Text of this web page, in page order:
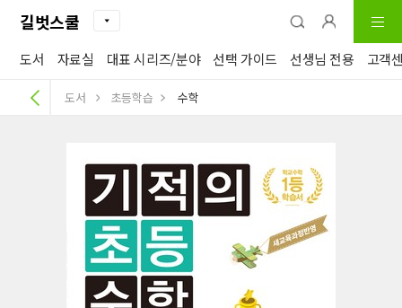
길벗스쿨
도서 자료실 대표 시리즈/분야 선택 가이드 선생님 전용 고객
도서 초등학습 수학